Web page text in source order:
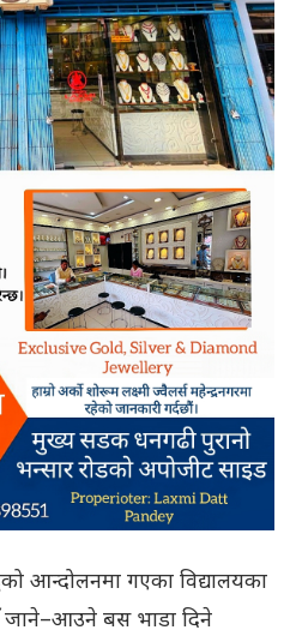
आन्दोलनमा गएका विद्यालयका
जाने–आउने बस भाडा दिने